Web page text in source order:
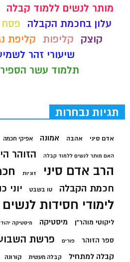
מותר לנשים ללמוד קבלה
עלון בחכמת הקבלה
פסח 2015
קוצק
קליפות קליפת
שיעורי זהר
תלמוד עשר
תגיות נבחרות
אדם סיני אהבה אמונה אפיקי חכמה
האם מותר לנשים ללמוד קבלה הזוהר
הרב אדם סיני זוגיות
חכמת הקבלה טו בשבט יוני
לימודי חסידות לנשים
ליקוטי מוהר"ן מיסטיקה מיסטיקה
ספר הזוהר פורים פרשת
קבלה למתחיל קבלה מעשית קורונה